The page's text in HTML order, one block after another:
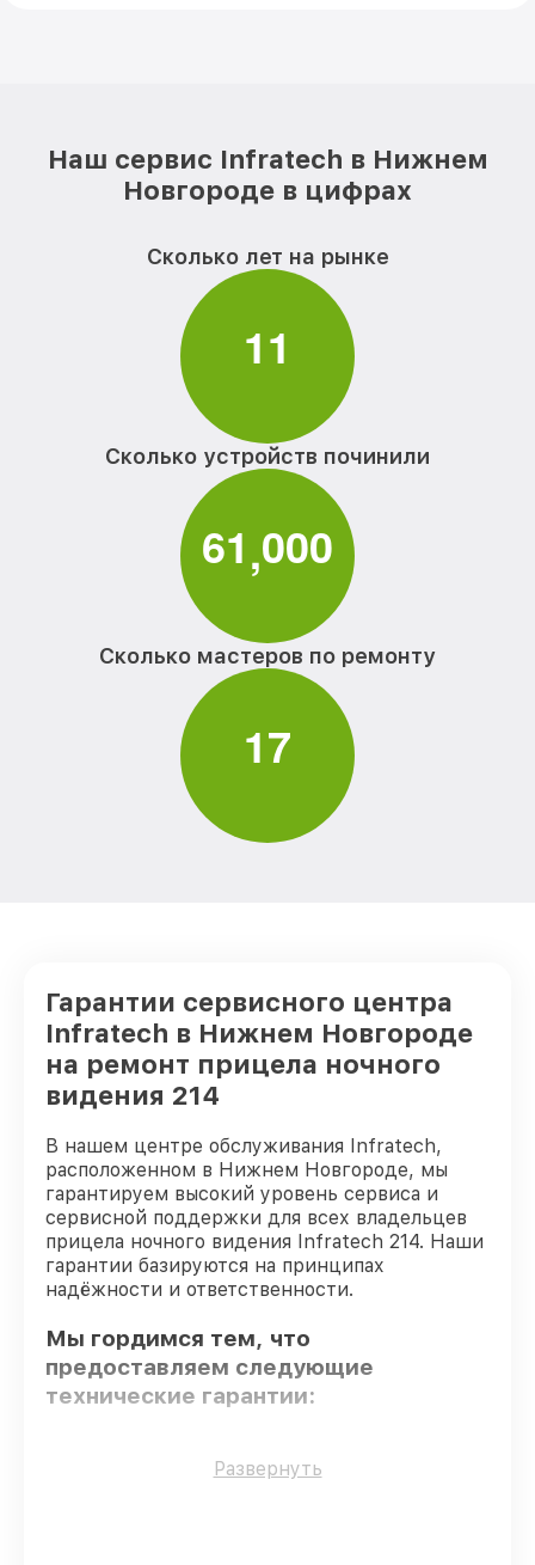
Наш сервис Infratech в Нижнем
Новгороде в цифрах
Сколько лет на рынке
11
Сколько устройств починили
61,000
Сколько мастеров по ремонту
17
Гарантии сервисного центра
Infratech в Нижнем Новгороде
на ремонт прицела ночного
видения 214
В нашем центре обслуживания Infratech,
расположенном в Нижнем Новгороде, мы
гарантируем высокий уровень сервиса и
сервисной поддержки для всех владельцев
прицела ночного видения Infratech 214. Наши
гарантии базируются на принципах
надёжности и ответственности.
Мы гордимся тем, что
предоставляем следующие
технические гарантии:
Оригинальные детали– для всех видов
Развернуть